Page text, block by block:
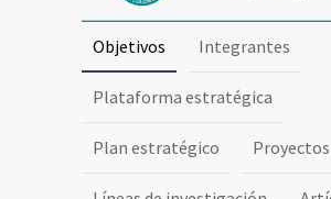
Objetivos Integrantes
Plataforma estratégica
Plan estratégico Proyectos